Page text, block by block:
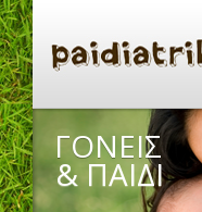
ΓΟΝΕΙΣ
& ΠΑΙΔΙ